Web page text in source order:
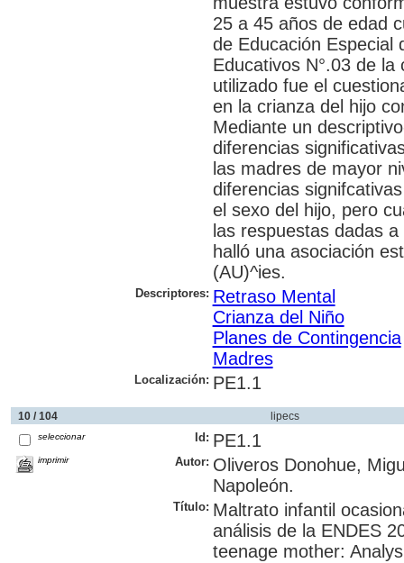
25 a 45 años de edad
de Educación Especial
Educativos N°.03 de
utilizado fue el
en la crianza del hijo
Mediante un
diferencias
las madres de mayor
diferencias
el sexo del hijo, pero
las respuestas dadas
halló una asociación
(AU)^ies.
Descriptores: Retraso Mental
Crianza del Niño
Planes de Contingencia
Madres
Localización: PE1.1
10 / 104 lipecs
seleccionar
imprimir
Id: PE1.1
Autor: Oliveros Donohue,
Napoleón.
Título: Maltrato infantil
análisis de la ENDES
teenage mother: